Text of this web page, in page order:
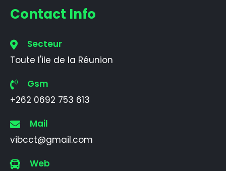
Contact Info
Secteur
Toute l'ile de la Réunion
Gsm
+262 0692 753 613
Mail
vibcct@gmail.com
Web